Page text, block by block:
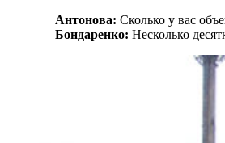
Антонова: Сколько у вас
Бондаренко: Несколько